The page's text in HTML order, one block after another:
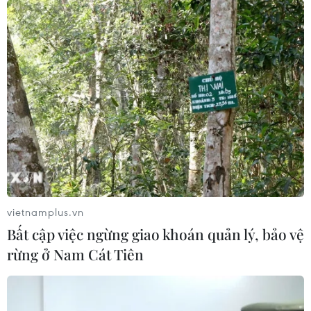
Công nghiệp bán dẫn: Tiềm
năng thị trường trăm tỷ USD cho Việt Nam
17/08/2024 23:26
Đề án “Phát triển nguồn nhân lực ngành công nghiệp
bán dẫn đến năm 2030, định hướng đến năm 2050” do
Bộ Kế hoạch và Đầu tư chủ trì đã dự báo cần khoảng
50.000 kỹ sư ngành công nghiệp bán dẫn.
vietnamplus.vn
Bất cập việc ngừng giao khoán quản lý, bảo vệ
rừng ở Nam Cát Tiên